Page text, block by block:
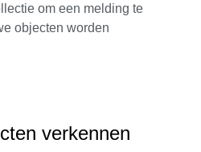
om een melding te
objecten worden
verkennen